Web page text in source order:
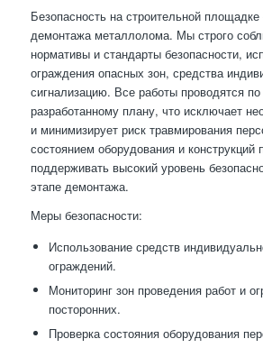
Безопасность на строительной
демонтажа металлолома. Мы строго
нормативы и стандарты безопасности,
ограждения опасных зон, средства
сигнализацию. Все работы проводятся по
разработанному плану, что исключает
и минимизирует риск травмирования
состоянием оборудования и конструкций
поддерживать высокий уровень
этапе демонтажа.
Меры безопасности:
Использование средств
ограждений.
Мониторинг зон проведения работ и
посторонних.
Проверка состояния оборудования